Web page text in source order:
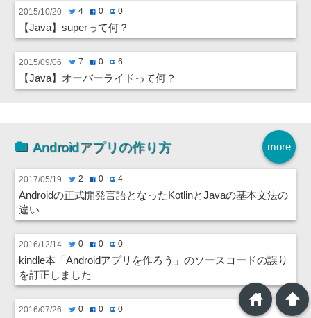
2015/10/20 twitter4 facebook0 hatenabookmark0
【Java】superって何？
2015/09/06 twitter7 facebook0 hatenabookmark6
【Java】オーバーライドって何？
more
Androidアプリの作り方
2017/05/19 twitter2 facebook0 hatenabookmark4
Androidの正式開発言語となったKotlinとJavaの基本文法の
違い
2016/12/14 twitter0 facebook0 hatenabookmark0
kindle本「Androidアプリを作ろう」のソースコードの誤り
を訂正しました
2016/07/26 twitter0 facebook0 hatenabookmark0 arrowup
home